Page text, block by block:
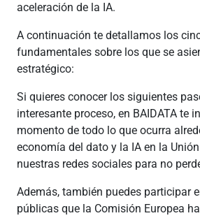
aceleración de la IA.
A continuación te detallamos los
fundamentales sobre los que se
estratégico:
Si quieres conocer los siguientes
interesante proceso, en BAIDATA te
momento de todo lo que ocurra
economía del dato y la IA en la Unión
nuestras redes sociales para no
Además, también puedes participar
públicas que la Comisión Europea